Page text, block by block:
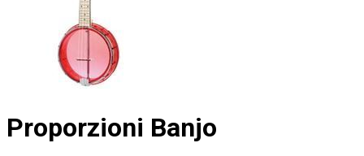
Proporzioni Banjo